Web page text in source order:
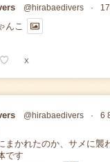
@hirabaedivers ·
んこ
X
@hirabaedivers · 6
まかれたのか、サメに襲
です